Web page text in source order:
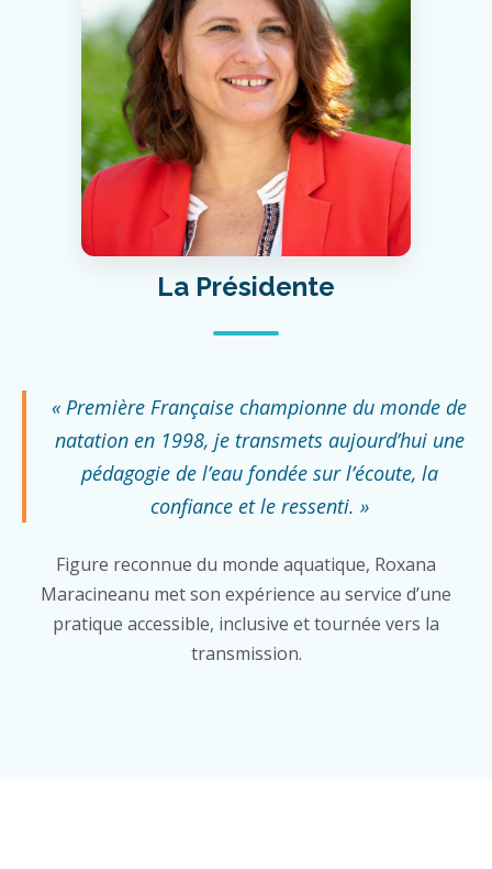
La Présidente
« Première Française championne du monde de
natation en 1998, je transmets aujourd’hui une
pédagogie de l’eau fondée sur l’écoute, la
confiance et le ressenti. »
Figure reconnue du monde aquatique, Roxana
Maracineanu met son expérience au service d’une
pratique accessible, inclusive et tournée vers la
transmission.